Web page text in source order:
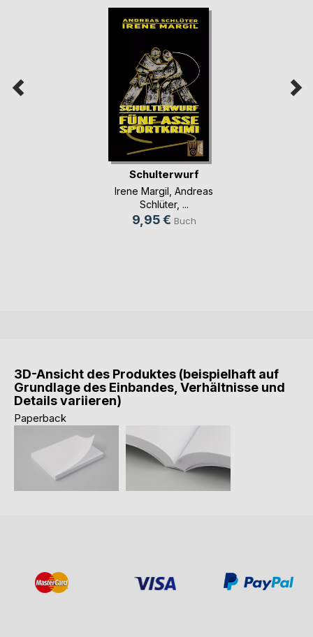
Schulterwurf
Irene Margil Andreas
Schlüter, ...
9,95 € Buch
3D-Ansicht des Produktes (beispielhaft auf
Grundlage des Einbandes, Verhältnisse und
Details variieren)
Paperback